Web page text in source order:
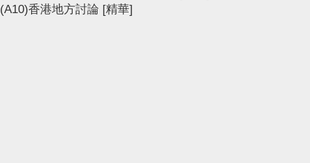
(A10)香港地方討論 [精華]